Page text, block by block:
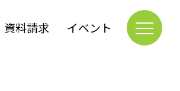
資料請求 イベント